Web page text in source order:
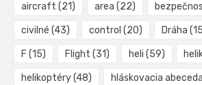
aircraft (21) area (22)
civilné (43) control (20) Dráha
F (15) Flight (31) heli (59)
helikoptéry(48) hláskovacia abeceda